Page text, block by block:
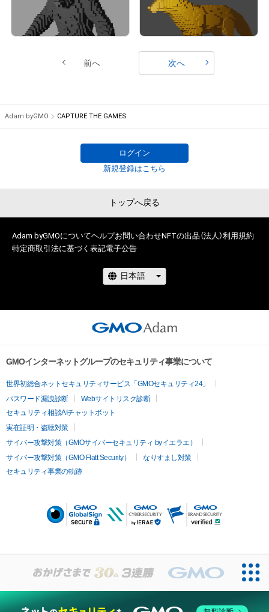
1,000
売出し（初回販売）
¥1,000
売出し（初回販売）
前へ 次へ
Adam byGMO CAPTURE THE GAMES
ログイン
新規登録はこちら
トップへ戻る
Adam byGMOについてヘルプお問い合わせNFTの出品（法人）利用規約
特定商取引法に基づく表記電子公告
GMOインターネットグループのセキュリティ事業について
世界初総合ネットセキュリティサービス「GMOセキュリティ24」
パスワード漏洩診断
Webサイトリスク診断
セキュリティ相談AIチャットボット
実在証明・盗聴対策
サイバー攻撃対策（GMOサイバーセキュリティ byイエラエ）
サイバー攻撃対策（GMO Flatt Security）
なりすまし対策
セキュリティ事業の軌跡